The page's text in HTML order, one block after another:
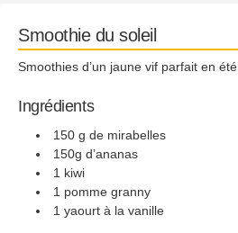
Smoothie du soleil
Smoothies d’un jaune vif parfait en été.
Ingrédients
150 g de mirabelles
150g d’ananas
1 kiwi
1 pomme granny
1 yaourt à la vanille